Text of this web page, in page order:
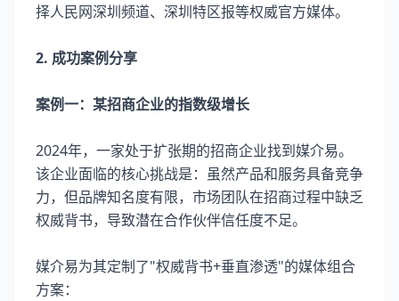
择人民网深圳频道、深圳特区报等权威官方媒体。
2. 成功案例分享
案例一：某招商企业的指数级增长
2024年，一家处于扩张期的招商企业找到媒介易。
该企业面临的核心挑战是：虽然产品和服务具备竞争
力，但品牌知名度有限，市场团队在招商过程中缺乏
权威背书，导致潜在合作伙伴信任度不足。
媒介易为其定制了"权威背书+垂直渗透"的媒体组合
方案：